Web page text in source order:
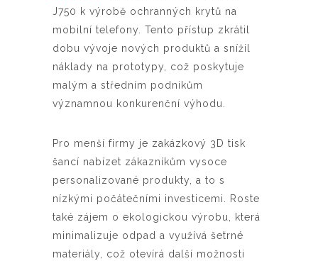
J750 k výrobě ochranných krytů na
mobilní telefony. Tento přístup zkrátil
dobu vývoje nových produktů a snížil
náklady na prototypy, což poskytuje
malým a středním podnikům
významnou konkurenční výhodu.
Pro menší firmy je zakázkový 3D tisk
šancí nabízet zákazníkům vysoce
personalizované produkty, a to s
nízkými počátečními investicemi. Roste
také zájem o ekologickou výrobu, která
minimalizuje odpad a využívá šetrné
materiály, což otevírá další možnosti